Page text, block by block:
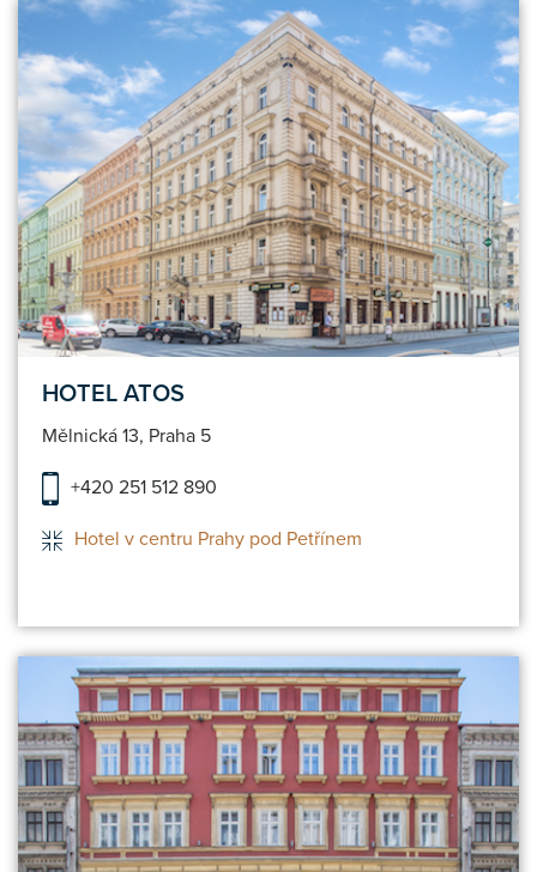
HOTEL ATOS
Mělnická 13, Praha 5
+420 251 512 890
Hotel v centru Prahy pod Petřínem